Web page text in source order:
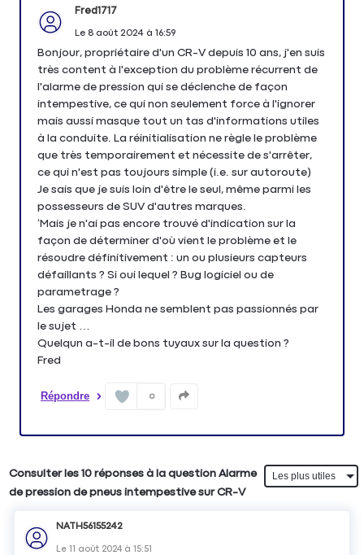
Fred1717
Le 8 août 2024à 16:59
Bonjour, propriétaire d'un CR-V depuis 10 ans, j'en suis
très content à l'exception du problème récurrent de
l'alarme de pression qui se déclenche de façon
intempestive, ce qui non seulement force à l'ignorer
mais aussi masque tout un tas d'informations utiles
à la conduite. La réinitialisation ne règle le problème
que très temporairement et nécessite de s'arrêter,
ce qui n'est pas toujours simple (i.e. sur autoroute)
Je sais que je suis loin d'être le seul, même parmi les
possesseurs de SUV d'autres marques.
‘Mais je n'ai pas encore trouvé d'indication sur la
façon de déterminer d'où vient le problème et le
résoudre définitivement : un ou plusieurs capteurs
défaillants ? Si oui lequel ? Bug logiciel ou de
parametrage ?
Les garages Honda ne semblent pas passionnés par
le sujet …
Quelqun a-t-il de bons tuyaux sur la question ?
Fred
Répondre 0
Consulter les 10 réponses à la question Alarme
de pression de pneus intempestive sur CR-V
NATH56155242
Le11 août 2024 à15:51